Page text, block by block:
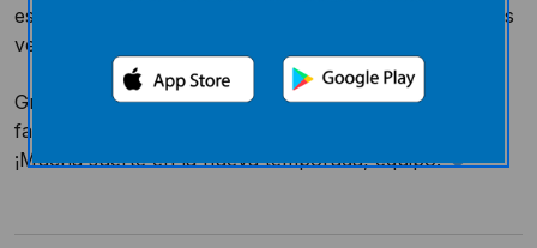
es parte de nuestro firme compromiso con Soria y sus
vecinos.
Gracias por dejarnos formar parte de vuestra gran
familia del baloncesto un año más.
¡Mucha suerte en la nueva temporada, equipo!